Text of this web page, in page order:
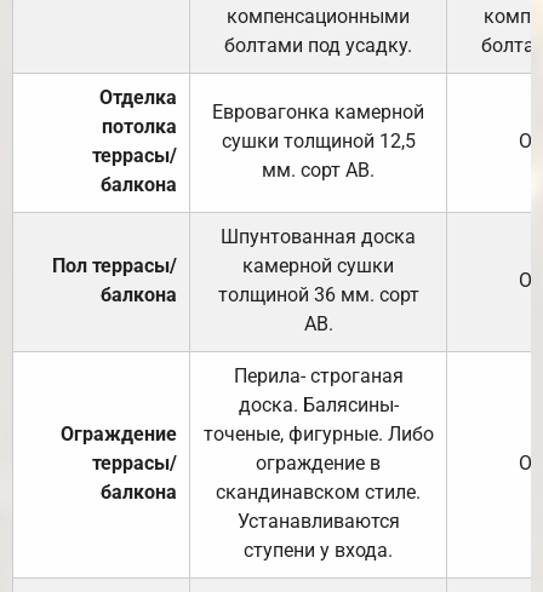
компенсационными
болтами под усадку.
Отделка
потолка
террасы/
балкона
Евровагонка камерной
сушки толщиной 12,5
мм. сорт АВ.
Пол террасы/
балкона
Шпунтованная доска
камерной сушки
толщиной 36 мм. сорт
АВ.
Ограждение
террасы/
балкона
Перила- строганая
доска. Балясины-
точеные, фигурные. Либо
ограждение в
скандинавском стиле.
Устанавливаются
ступени у входа.